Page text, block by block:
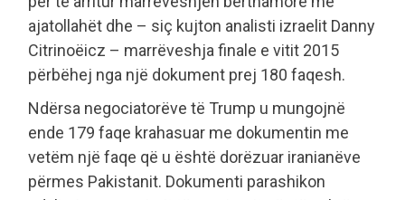
ajatollahët dhe – siç kujton analisti izraelit Danny
Citrinoëicz – marrëveshja finale e vitit 2015
përbëhej nga një dokument prej 180 faqesh.
Ndërsa negociatorëve të Trump u mungojnë
ende 179 faqe krahasuar me dokumentin me
vetëm një faqe që u është dorëzuar iranianëve
përmes Pakistanit. Dokumenti parashikon